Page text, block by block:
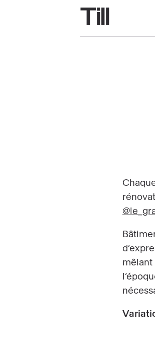
Till
mêlant